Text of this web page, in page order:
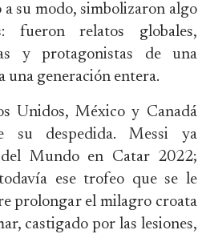
su modo, simbolizaron algo
fueron relatos globales,
y protagonistas de una
una generación entera.
Unidos, México y Canadá
su despedida. Messi ya
Mundo en Catar 2022;
ese trofeo que se le
prolongar el milagro croata
castigado por las lesiones,